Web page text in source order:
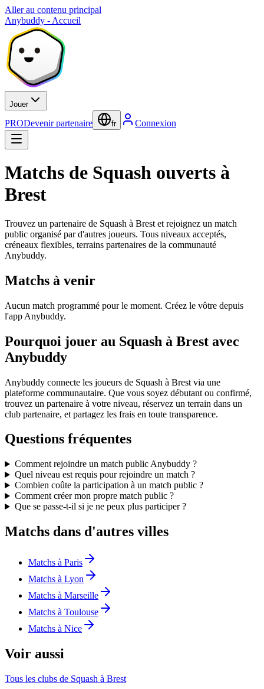
Aller au contenu principal
Anybuddy - Accueil
Jouer
PRODevenir partenaire fr Connexion
Matchs de Squash ouverts à
Brest
Trouvez un partenaire de Squash à Brest et rejoignez un match
public organisé par d'autres joueurs. Tous niveaux acceptés,
créneaux flexibles, terrains partenaires de la communauté
Anybuddy.
Matchs à venir
Aucun match programmé pour le moment. Créez le vôtre depuis
l'app Anybuddy.
Pourquoi jouer au Squash à Brest avec
Anybuddy
Anybuddy connecte les joueurs de Squash à Brest via une
plateforme communautaire. Que vous soyez débutant ou confirmé,
trouvez un partenaire à votre niveau, réservez un terrain dans un
club partenaire, et partagez les frais en toute transparence.
Questions fréquentes
Comment rejoindre un match public Anybuddy ?
Quel niveau est requis pour rejoindre un match ?
Combien coûte la participation à un match public ?
Comment créer mon propre match public ?
Que se passe-t-il si je ne peux plus participer ?
Matchs dans d'autres villes
Matchs à Paris
Matchs à Lyon
Matchs à Marseille
Matchs à Toulouse
Matchs à Nice
Voir aussi
Tous les clubs de Squash à Brest